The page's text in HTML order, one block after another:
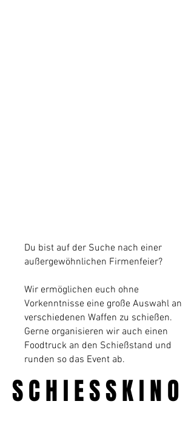
Du bist auf der Suche nach einer
außergewöhnlichen Firmenfeier?
Wir ermöglichen euch ohne
Vorkenntnisse eine große Auswahl an
verschiedenen Waffen zu schießen.
Gerne organisieren wir auch einen
Foodtruck an den Schießstand und
runden so das Event ab.
S C H I E S S K I N O
S C H I E S S K I N O